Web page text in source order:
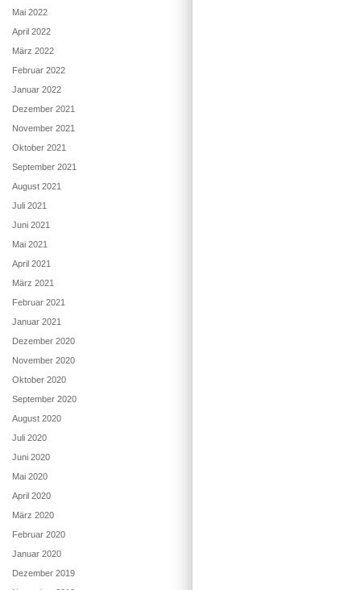
Mai 2022
April 2022
März 2022
Februar 2022
Januar 2022
Dezember 2021
November 2021
Oktober 2021
September 2021
August 2021
Juli 2021
Juni 2021
Mai 2021
April 2021
März 2021
Februar 2021
Januar 2021
Dezember 2020
November 2020
Oktober 2020
September 2020
August 2020
Juli 2020
Juni 2020
Mai 2020
April 2020
März 2020
Februar 2020
Januar 2020
Dezember 2019